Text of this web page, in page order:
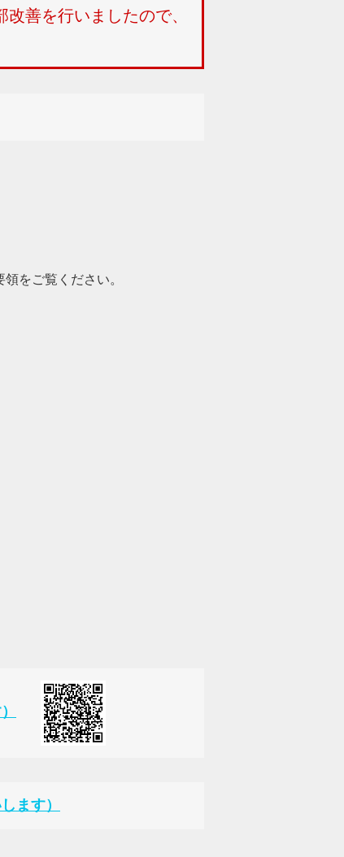
善を行いましたので、
をご覧ください。
ます）